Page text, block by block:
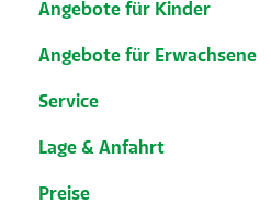
Angebote für Kinder
Angebote für Erwachsene
Service
Lage & Anfahrt
Preise